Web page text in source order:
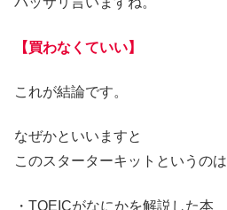
【買わなくていい】
これが結論です。
なぜかといいますと
このスターターキットというのは
・TOEICがなにかを解説した本